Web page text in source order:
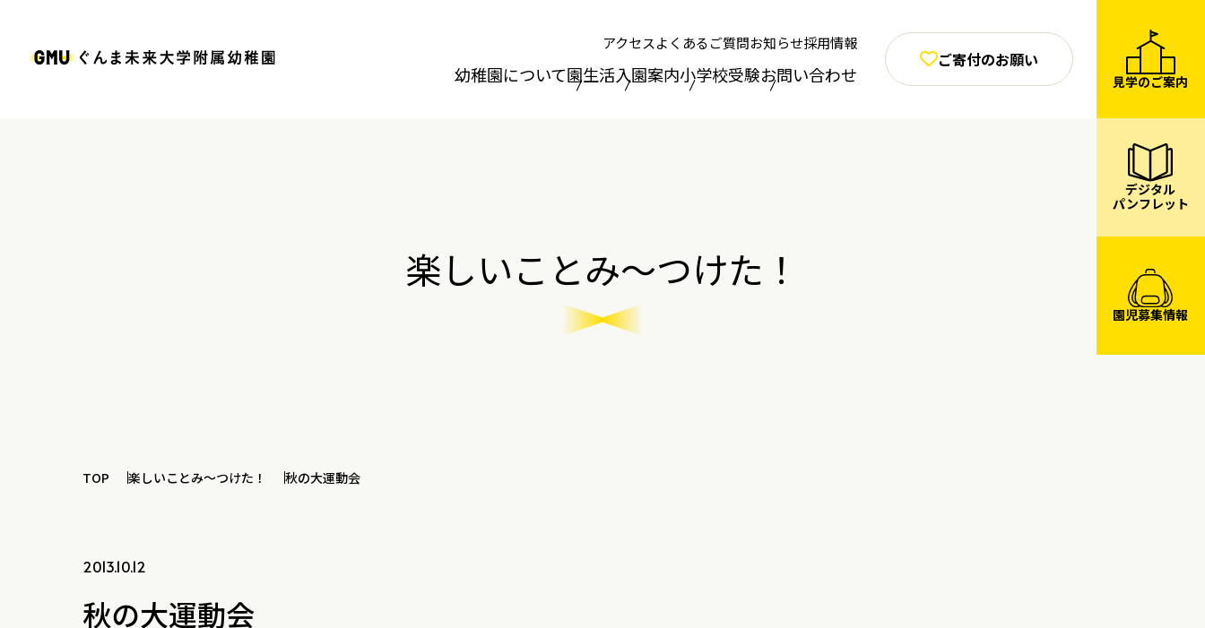
アクセスよくあるご質問お知らせ採用情報
幼稚園について園生活入園案内小学校受験お問い合わせ
ご寄付のお願い
見学のご案内
デジタル
パンフレット
園児募集情報
楽しいことみ～つけた！
TOP 楽しいことみ～つけた！ 秋の大運動会
2013.10.12
秋の大運動会